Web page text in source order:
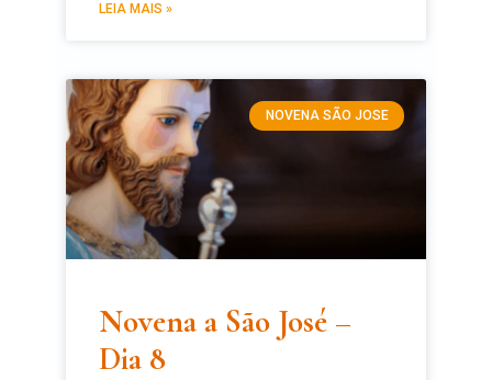
LEIA MAIS »
NOVENA SÃO JOSE
Novena a São José –
Dia 8